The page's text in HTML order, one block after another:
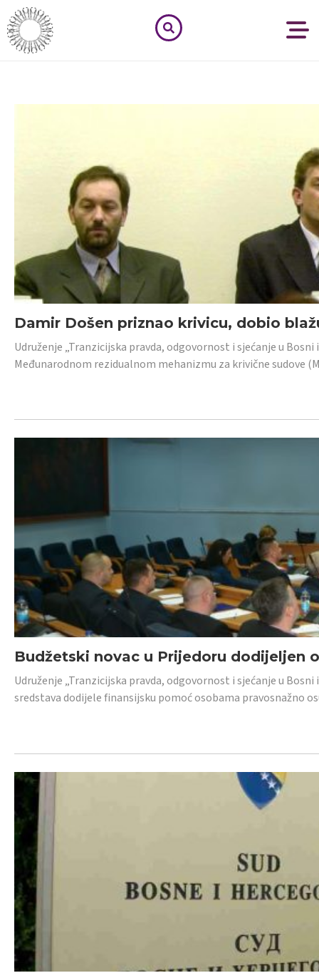
Damir Došen priznao krivicu, dobio
Udruženje „Tranzicijska pravda, odgovornost i sjećanje u
Međunarodnom rezidualnom mehanizmu za krivične sudove
Budžetski novac u Prijedoru dodijeljen
Udruženje „Tranzicijska pravda, odgovornost i sjećanje u
sredstava dodijele finansijsku pomoć osobama pravosnažno